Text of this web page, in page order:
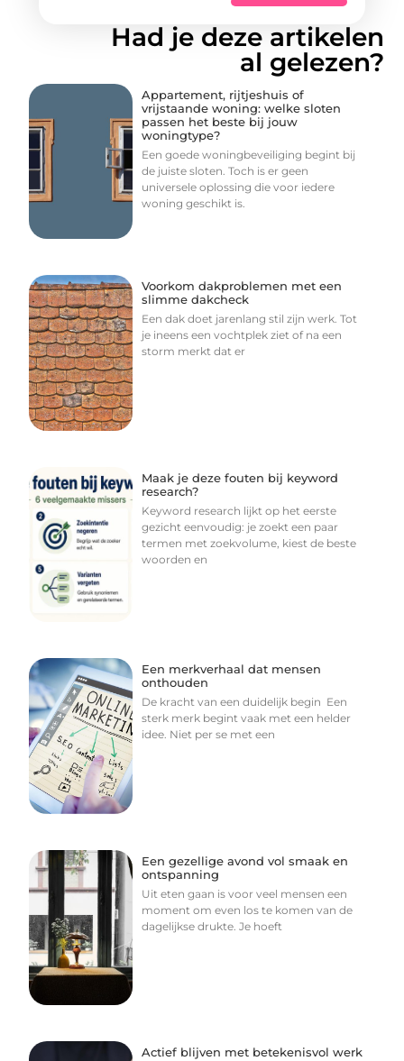
Had je deze artikelen
al gelezen?
Appartement, rijtjeshuis of
vrijstaande woning: welke sloten
passen het beste bij jouw
woningtype?
Een goede woningbeveiliging begint bij
de juiste sloten. Toch is er geen
universele oplossing die voor iedere
woning geschikt is.
Voorkom dakproblemen met een
slimme dakcheck
Een dak doet jarenlang stil zijn werk. Tot
je ineens een vochtplek ziet of na een
storm merkt dat er
Maak je deze fouten bij keyword
research?
Keyword research lijkt op het eerste
gezicht eenvoudig: je zoekt een paar
termen met zoekvolume, kiest de beste
woorden en
Een merkverhaal dat mensen
onthouden
De kracht van een duidelijk begin Een
sterk merk begint vaak met een helder
idee. Niet per se met een
Een gezellige avond vol smaak en
ontspanning
Uit eten gaan is voor veel mensen een
moment om even los te komen van de
dagelijkse drukte. Je hoeft
Actief blijven met betekenisvol werk